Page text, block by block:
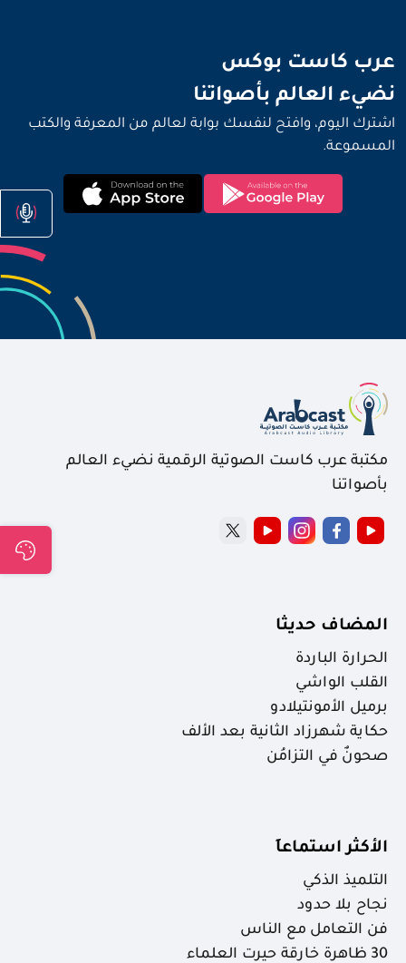
عرب كاست بوكس
نضيء العالم بأصواتنا
اشترك اليوم، وافتح لنفسك بوابة لعالم من المعرفة والكتب
المسموعة.
مكتبة عرب كاست الصوتية الرقمية نضيء العالم
بأصواتنا
المضاف حديثا
الحرارة الباردة
القلب الواشي
برميل الأمونتيلادو
حكاية شهرزاد الثانية بعد الألف
صحونٌ في التزامُن
الأكثر استماعاَ
التلميذ الذكي
نجاح بلا حدود
فن التعامل مع الناس
30 ظاهرة خارقة حيرت العلماء